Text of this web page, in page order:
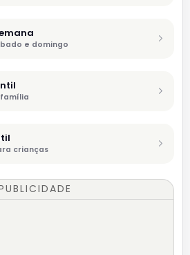
e domingo
crianças